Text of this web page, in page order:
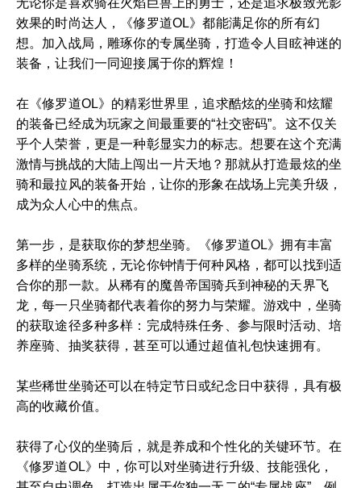
效果的时尚达人，《修罗道OL》都能满足你的所有幻
想。加入战局，雕琢你的专属坐骑，打造令人目眩神迷的
装备，让我们一同迎接属于你的辉煌！
在《修罗道OL》的精彩世界里，追求酷炫的坐骑和炫耀
的装备已经成为玩家之间最重要的“社交密码”。这不仅关
乎个人荣誉，更是一种彰显实力的标志。想要在这个充满
激情与挑战的大陆上闯出一片天地？那就从打造最炫的坐
骑和最拉风的装备开始，让你的形象在战场上完美升级，
成为众人心中的焦点。
第一步，是获取你的梦想坐骑。《修罗道OL》拥有丰富
多样的坐骑系统，无论你钟情于何种风格，都可以找到适
合你的那一款。从稀有的魔兽帝国骑兵到神秘的天界飞
龙，每一只坐骑都代表着你的努力与荣耀。游戏中，坐骑
的获取途径多种多样：完成特殊任务、参与限时活动、培
养座骑、抽奖获得，甚至可以通过超值礼包快速拥有。
某些稀世坐骑还可以在特定节日或纪念日中获得，具有极
高的收藏价值。
获得了心仪的坐骑后，就是养成和个性化的关键环节。在
《修罗道OL》中，你可以对坐骑进行升级、技能强化，